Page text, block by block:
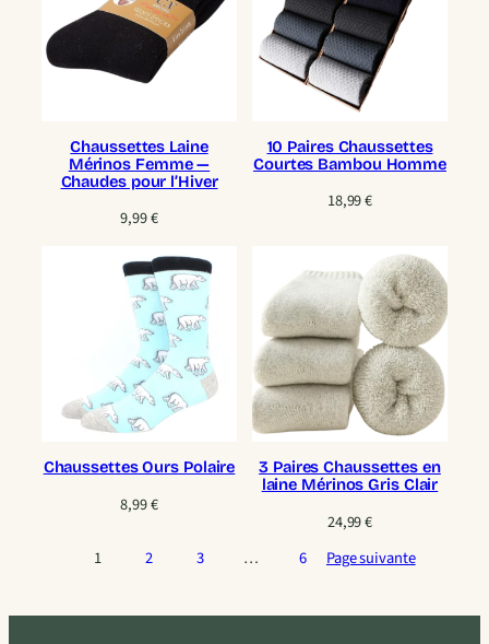
Chaussettes Laine
Mérinos Femme —
Chaudes pour l’Hiver
9,99€
10 Paires Chaussettes
Courtes Bambou Homme
18,99€
Chaussettes Ours Polaire
8,99€
3 Paires Chaussettes en
laine Mérinos Gris Clair
24,99€
1
2 3 … 6 Page suivante